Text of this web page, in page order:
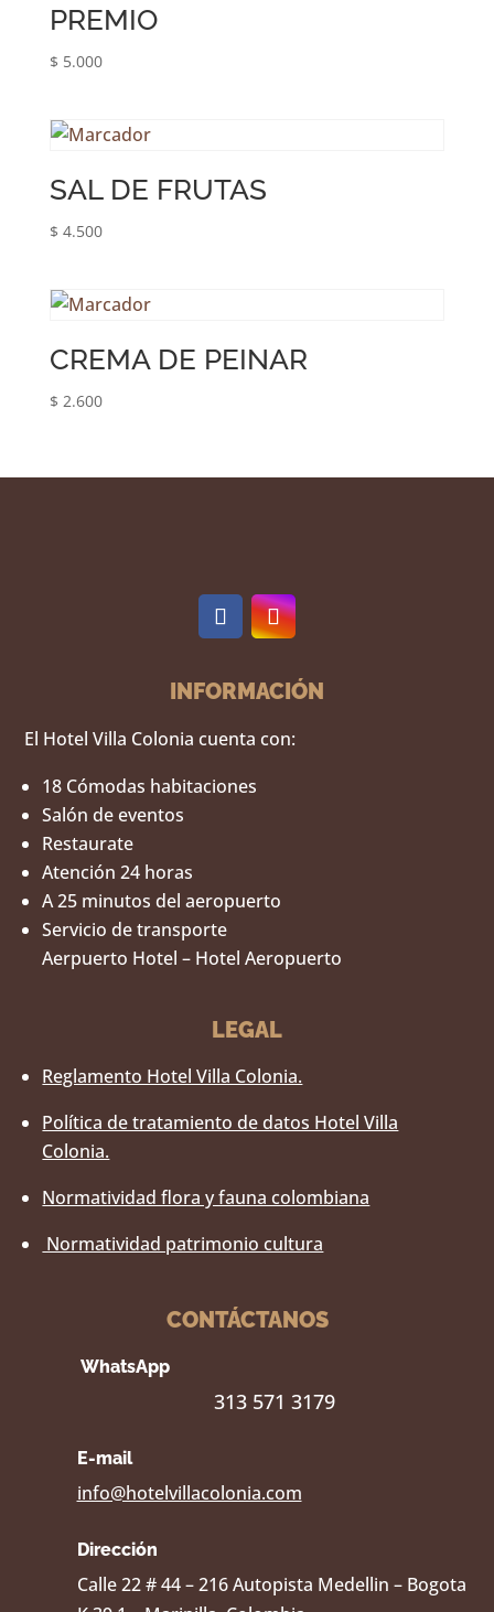
PREMIO
$ 5.000
SAL DE FRUTAS
$ 4.500
CREMA DE PEINAR
$ 2.600
INFORMACIÓN
El Hotel Villa Colonia cuenta con:
18 Cómodas habitaciones
Salón de eventos
Restaurate
Atención 24 horas
A 25 minutos del aeropuerto
Servicio de transporte
Aerpuerto Hotel – Hotel Aeropuerto
LEGAL
Reglamento Hotel Villa Colonia.
Política de tratamiento de datos Hotel Villa
Colonia.
Normatividad flora y fauna colombiana
Normatividad patrimonio cultura
CONTÁCTANOS
WhatsApp
313 571 3179
E-mail
info@hotelvillacolonia.com
Dirección
Calle 22 # 44 – 216 Autopista Medellin – Bogota